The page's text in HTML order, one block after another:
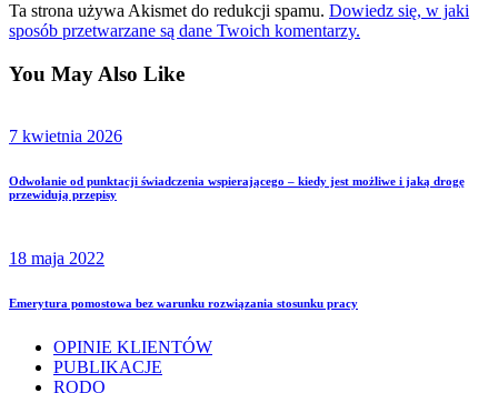
Ta strona używa Akismet do redukcji spamu. Dowiedz się, w jaki
sposób przetwarzane są dane Twoich komentarzy.
You May Also Like
7 kwietnia 2026
Odwołanie od punktacji świadczenia wspierającego – kiedy jest możliwe i jaką drogę
przewidują przepisy
18 maja 2022
Emerytura pomostowa bez warunku rozwiązania stosunku pracy
OPINIE KLIENTÓW
PUBLIKACJE
RODO